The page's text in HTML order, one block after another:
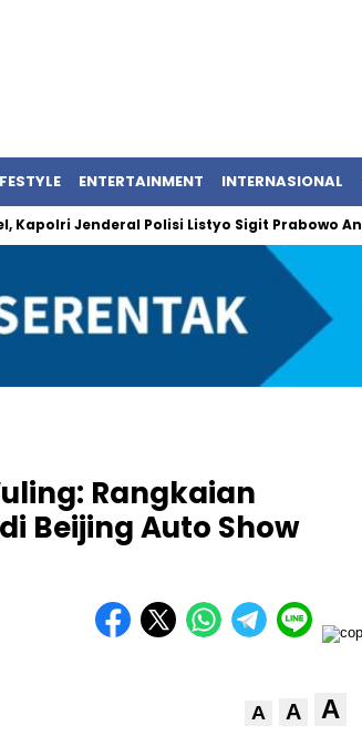
ENTERTAINMENT INTERNASIONAL
Jenderal Polisi Listyo Sigit Prabowo Angkat
Rangkaian
Beijing Auto Show
A A A